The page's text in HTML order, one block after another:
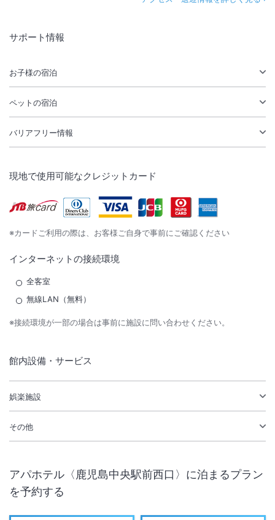
サポート情報
お子様の宿泊
ペットの宿泊
バリアフリー情報
現地で使用可能なクレジットカード
※カードご利用の際は、お客様ご自身で事前にご確認ください
インターネットの接続環境
全客室
無線LAN（無料）
※接続環境が一部の場合は事前に施設に問い合わせください。
館内設備・サービス
娯楽施設
その他
アパホテル〈鹿児島中央駅前西口〉 に泊まるプラン
を予約する